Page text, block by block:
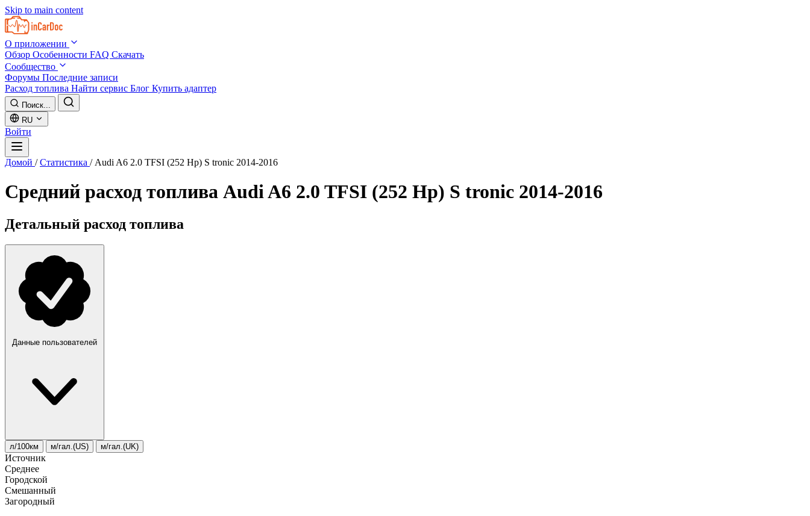
Skip to main content
О приложении
Обзор Особенности FAQ Скачать
Сообщество
Форумы Последние записи
Расход топлива Найти сервис Блог Купить адаптер
Поиск...
RU
Войти
Домой / Статистика / Audi A6 2.0 TFSI (252 Hp) S tronic 2014-2016
Средний расход топлива Audi A6 2.0 TFSI (252 Hp) S tronic 2014-2016
Детальный расход топлива
Данные пользователей
л/100км м/гал.(US) м/гал.(UK)
Источник
Среднее
Городской
Смешанный
Загородный